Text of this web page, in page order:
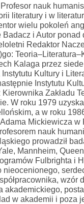
nauk
literatury i w
wielu pokoleń
Badacz i Autor
Redaktor
Kalaga przez
Instytutu Kultury i
Instytutu
Zakładu
W roku 1979
a w roku
Mickiewicza w
nauk
prowadził
Mannheim,
Fulbrighta i
nieocenionego,
wzór
w akademii i poza